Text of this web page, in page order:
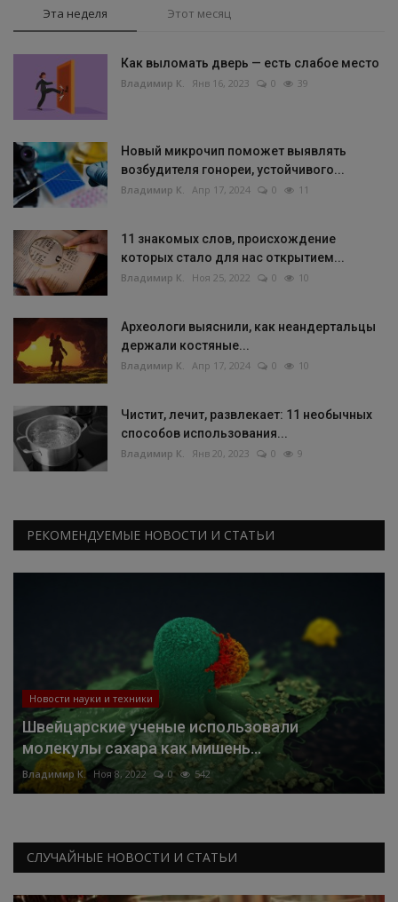
Эта неделя Этот месяц
Как выломать дверь — есть слабое место
Владимир К. Янв 16, 2023 0 39
Новый микрочип поможет выявлять
возбудителя гонореи, устойчивого...
Владимир К. Апр 17, 2024 0 11
11 знакомых слов, происхождение
которых стало для нас открытием...
Владимир К. Ноя 25, 2022 0 10
Археологи выяснили, как неандертальцы
держали костяные...
Владимир К. Апр 17, 2024 0 10
Чистит, лечит, развлекает: 11 необычных
способов использования...
Владимир К. Янв 20, 2023 0 9
РЕКОМЕНДУЕМЫЕ НОВОСТИ И СТАТЬИ
Новости науки и техники
Швейцарские ученые использовали
молекулы сахара как мишень...
Владимир К. Ноя 8, 2022 0 542
СЛУЧАЙНЫЕ НОВОСТИ И СТАТЬИ